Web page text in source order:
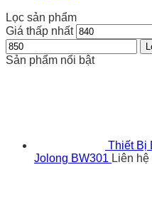
Lọc sản phẩm
Giá thấp nhất
Sản phẩm nổi bật
Thiết Bị
Jolong BW301 Liên hệ